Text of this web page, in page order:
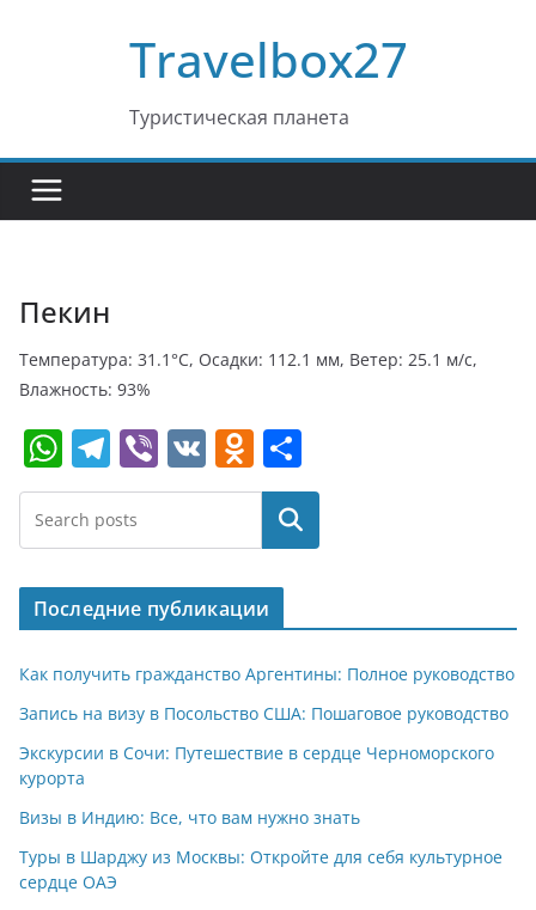
Travelbox27
Туристическая планета
Пекин
Температура: 31.1°C, Осадки: 112.1 мм, Ветер: 25.1 м/с,
Влажность: 93%
W
h
at
s
A
p
p
T
el
e
gr
a
m
Vi
b
V
K
O
d
o
kl
a
ss
ni
ki
т
п
р
в
и
т
ь
Поиск
Последние публикации
Как получить гражданство Аргентины: Полное руководство
Запись на визу в Посольство США: Пошаговое руководство
Экскурсии в Сочи: Путешествие в сердце Черноморского
курорта
Визы в Индию: Все, что вам нужно знать
Туры в Шарджу из Москвы: Откройте для себя культурное
сердце ОАЭ